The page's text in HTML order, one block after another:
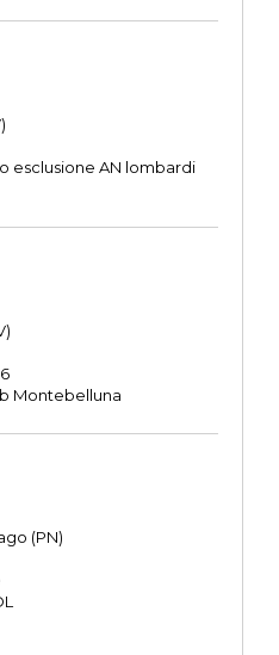
esclusione AN lombardi
Montebelluna
(PN)